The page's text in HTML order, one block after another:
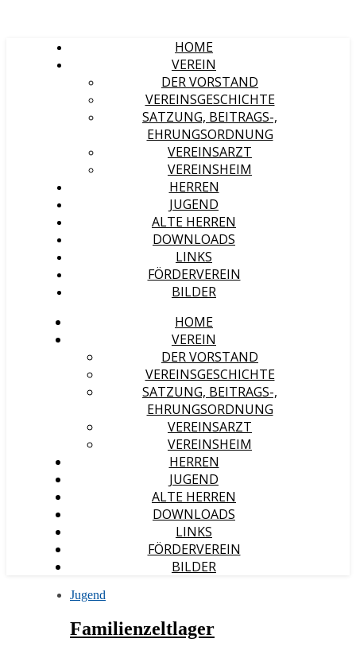
HOME
VEREIN
DER VORSTAND
VEREINSGESCHICHTE
SATZUNG, BEITRAGS-,
EHRUNGSORDNUNG
VEREINSARZT
VEREINSHEIM
HERREN
JUGEND
ALTE HERREN
DOWNLOADS
LINKS
FÖRDERVEREIN
BILDER
HOME
VEREIN
DER VORSTAND
VEREINSGESCHICHTE
SATZUNG, BEITRAGS-,
EHRUNGSORDNUNG
VEREINSARZT
VEREINSHEIM
HERREN
JUGEND
ALTE HERREN
DOWNLOADS
LINKS
FÖRDERVEREIN
BILDER
Jugend
Familienzeltlager